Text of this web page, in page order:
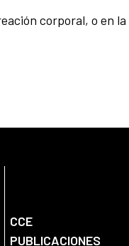
corporal, o en
CCE
PUBLICACIONES